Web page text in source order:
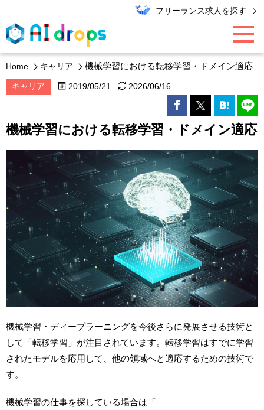
フリーランス求人を探す
AI / データ領域
エンジニア
キャリア
エキスパート・コラム
Home キャリア 機械学習における転移学習・ドメイン適応
キャリア 2019/05/21 2026/06/16
機械学習における転移学習・ドメイン適応
機械学習・ディープラーニングを今後さらに発展させる技術と
して「転移学習」が注目されています。転移学習はすでに学習
されたモデルを応用して、他の領域へと適応するための技術で
す。
機械学習の仕事を探している場合は「